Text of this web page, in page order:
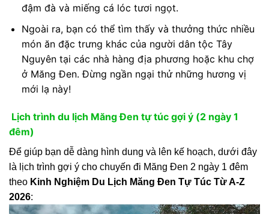
đậm đà và miếng cá lóc tươi ngọt.
Ngoài ra, bạn có thể tìm thấy và thưởng thức nhiều
món ăn đặc trưng khác của người dân tộc Tây
Nguyên tại các nhà hàng địa phương hoặc khu chợ
ở Măng Đen. Đừng ngần ngại thử những hương vị
mới lạ này!
Lịch trình du lịch Măng Đen tự túc gợi ý (2 ngày 1
đêm)
Để giúp bạn dễ dàng hình dung và lên kế hoạch, dưới đây
là lịch trình gợi ý cho chuyến đi Măng Đen 2 ngày 1 đêm
theo Kinh Nghiệm Du Lịch Măng Đen Tự Túc Từ A-Z
2026: